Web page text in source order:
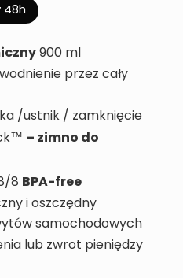
900 ml
przez cały
/ustnik / zamknięcie
– zimno do
8 BPA-free
i oszczędny
samochodowych
lub zwrot pieniędzy